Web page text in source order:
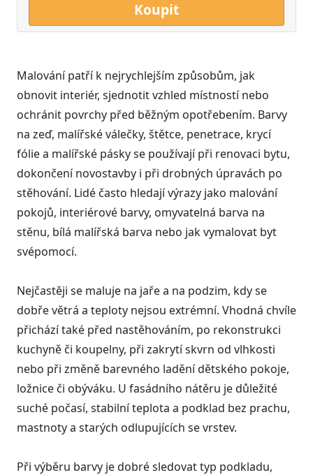
Koupit
Malování patří k nejrychlejším způsobům, jak
obnovit interiér, sjednotit vzhled místností nebo
ochránit povrchy před běžným opotřebením. Barvy
na zeď, malířské válečky, štětce, penetrace, krycí
fólie a malířské pásky se používají při renovaci bytu,
dokončení novostavby i při drobných úpravách po
stěhování. Lidé často hledají výrazy jako malování
pokojů, interiérové barvy, omyvatelná barva na
stěnu, bílá malířská barva nebo jak vymalovat byt
svépomocí.
Nejčastěji se maluje na jaře a na podzim, kdy se
dobře větrá a teploty nejsou extrémní. Vhodná chvíle
přichází také před nastěhováním, po rekonstrukci
kuchyně či koupelny, při zakrytí skvrn od vlhkosti
nebo při změně barevného ladění dětského pokoje,
ložnice či obýváku. U fasádního nátěru je důležité
suché počasí, stabilní teplota a podklad bez prachu,
mastnoty a starých odlupujících se vrstev.
Při výběru barvy je dobré sledovat typ podkladu,